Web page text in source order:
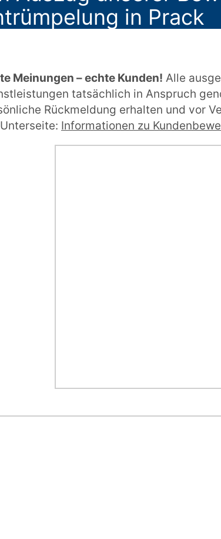
in Prack
Meinungen – echte Kunden! Alle
tatsächlich in Anspruch
Rückmeldung erhalten und vor
Informationen zu